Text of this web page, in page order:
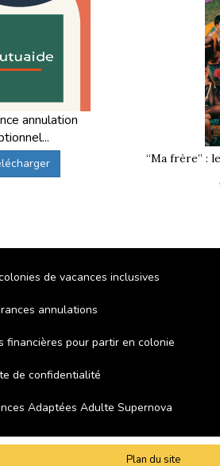
est bien proposée aux
Juniors ?
disponibles, dont
annulation
“Ma frère” :
de vacances inclusives
annulations
financières pour partir en colonie
de confidentialité
Adaptées Adulte Supernova
Plan du site